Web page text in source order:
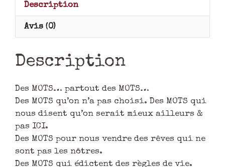
Description
Avis (0)
Description
Des MOTS… partout des MOTS…
Des MOTS qu’on n’a pas choisi. Des MOTS qui
nous disent qu’on serait mieux ailleurs &
pas ICI.
Des MOTS pour nous vendre des rêves qui ne
sont pas les nôtres.
Des MOTS qui édictent des règles de vie.